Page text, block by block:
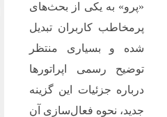
«پرو» به یکی از بحث‌های
پرمخاطب کاربران تبدیل
شده و بسیاری منتظر
توضیح رسمی اپراتورها
درباره جزئیات این گزینه
جدید، نحوه فعال‌سازی آن